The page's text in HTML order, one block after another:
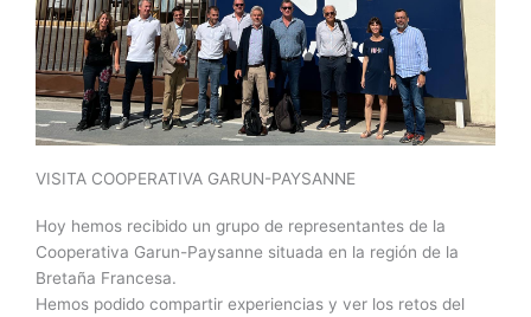
VISITA COOPERATIVA GARUN-PAYSANNE
Hoy hemos recibido un grupo de representantes de la
Cooperativa Garun-Paysanne situada en la región de la
Bretaña Francesa.
Hemos podido compartir experiencias y ver los retos del